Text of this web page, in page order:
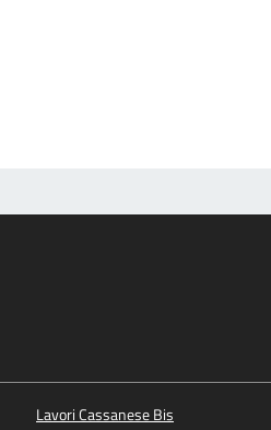
Lavori Cassanese Bis